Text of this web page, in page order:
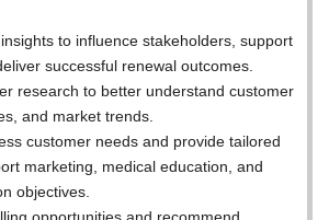
insights to influence stakeholders, support
successful renewal outcomes.
research to better understand customer
and market trends.
customer needs and provide tailored
marketing, medical education, and
objectives.